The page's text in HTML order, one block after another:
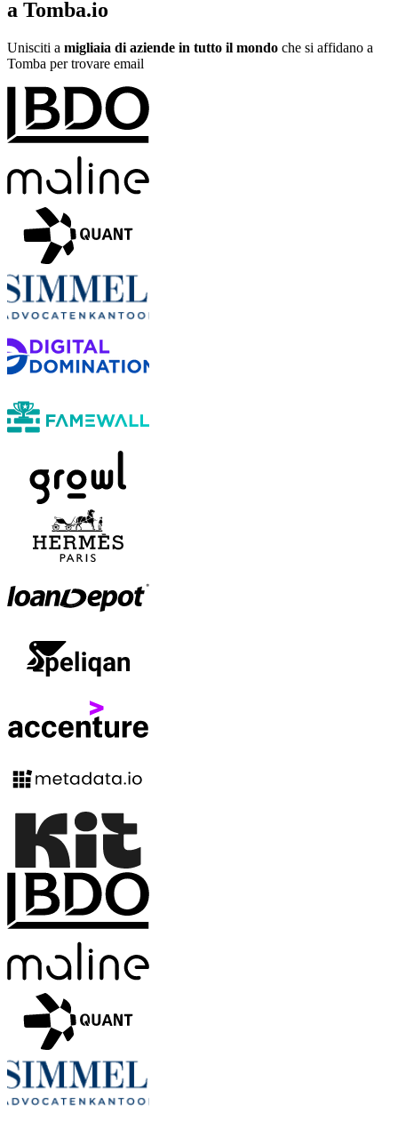
a Tomba.io
Unisciti a migliaia di aziende in tutto il mondo che si affidano a
Tomba per trovare email